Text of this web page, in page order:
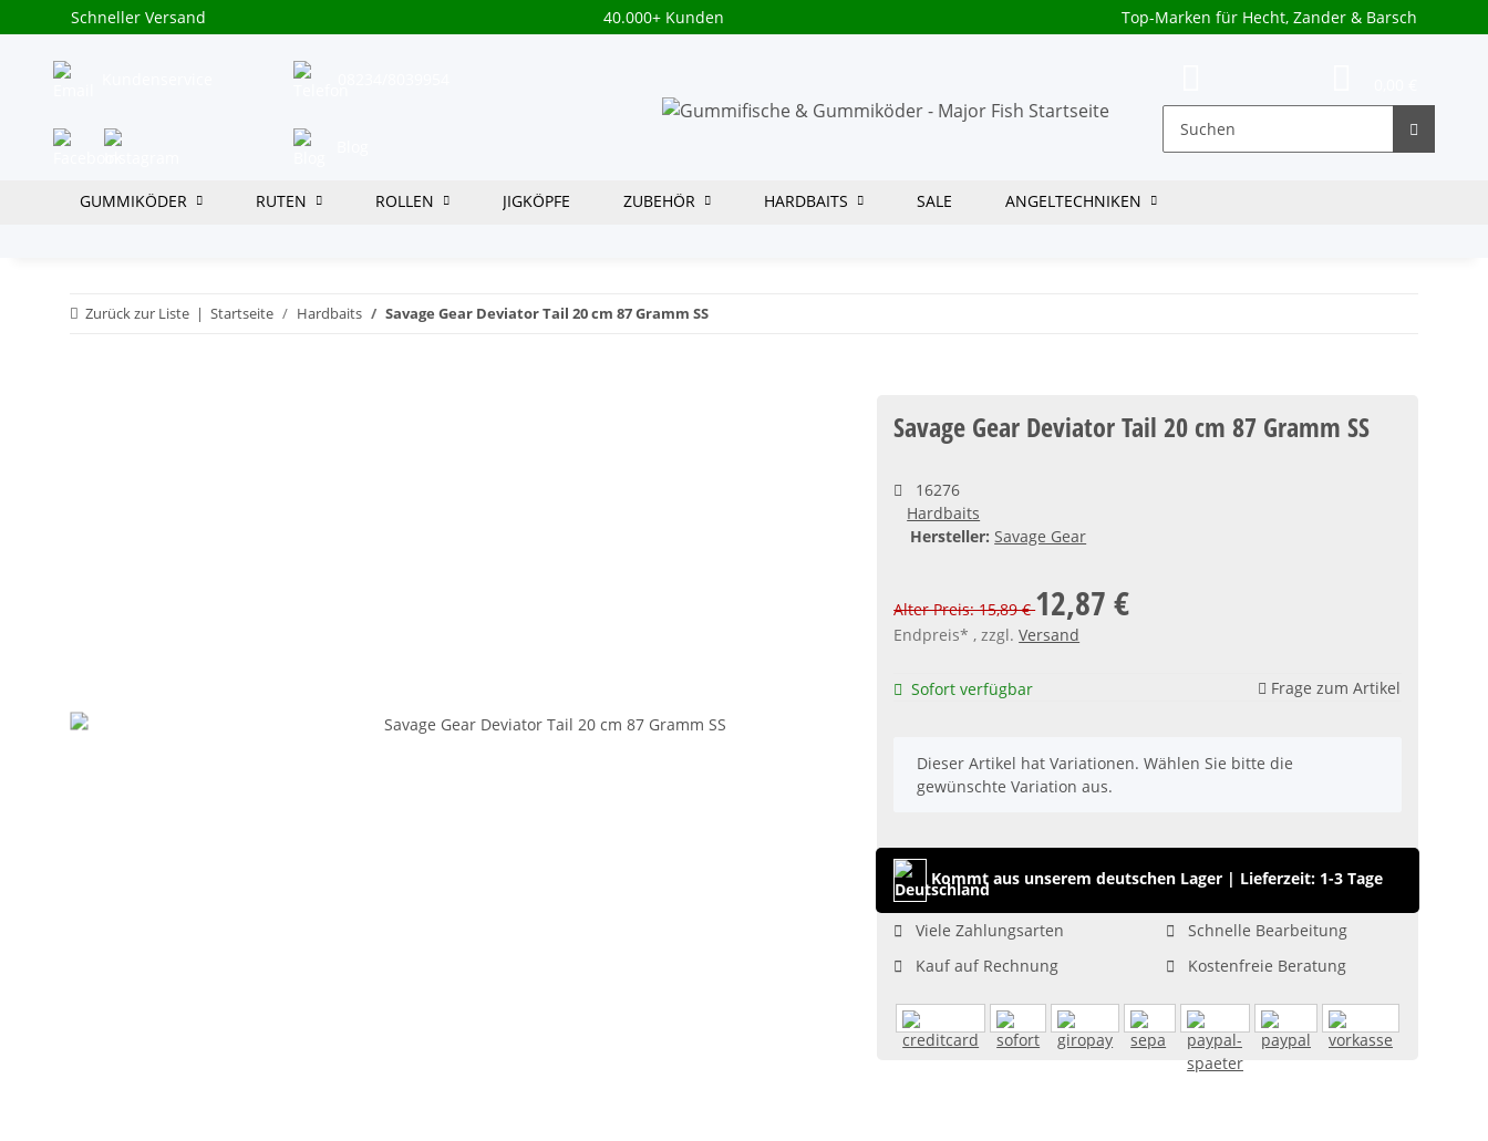
Schneller Versand 40.000+ Kunden Top-Marken für Hecht, Zander & Barsch
GUMMIKÖDER RUTEN ROLLEN JIGKÖPFE ZUBEHÖR HARDBAITS SALE ANGELTECHNIKEN
Zurück zur Liste Startseite Hardbaits Savage Gear Deviator Tail 20 cm 87 Gramm SS
Savage Gear Deviator Tail 20 cm 87 Gramm SS
16276
Hardbaits
Hersteller: Savage Gear
Alter Preis: 15,89 €12,87 €
Endpreis* , zzgl.Versand
Sofort verfügbar Frage zum Artikel
x
Dieser Artikel hat Variationen. Wählen Sie bitte die
gewünschte Variation aus.
Kommt aus unserem deutschen Lager | Lieferzeit: 1-3 Tage
Viele Zahlungsarten
Schnelle Bearbeitung
Kauf auf Rechnung
Kostenfreie Beratung